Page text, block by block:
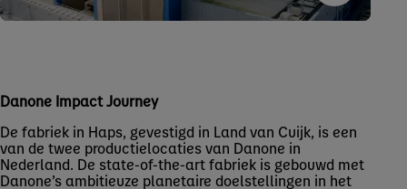
Danone Impact Journey
De fabriek in Haps, gevestigd in Land van Cuijk, is een
van de twee productielocaties van Danone in
Nederland. De state-of-the-art fabriek is gebouwd met
Danone’s ambitieuze planetaire doelstellingen in het